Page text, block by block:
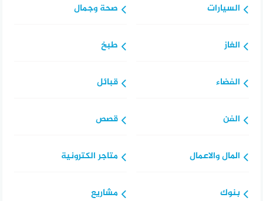
السيارات
الغاز
الفضاء
الفن
المال والاعمال
بنوك
صحة وجمال
طبخ
قبائل
قصص
متاجر الكترونية
مشاريع